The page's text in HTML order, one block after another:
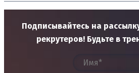
Подписывайтесь на
рекрутеров! Будьте в